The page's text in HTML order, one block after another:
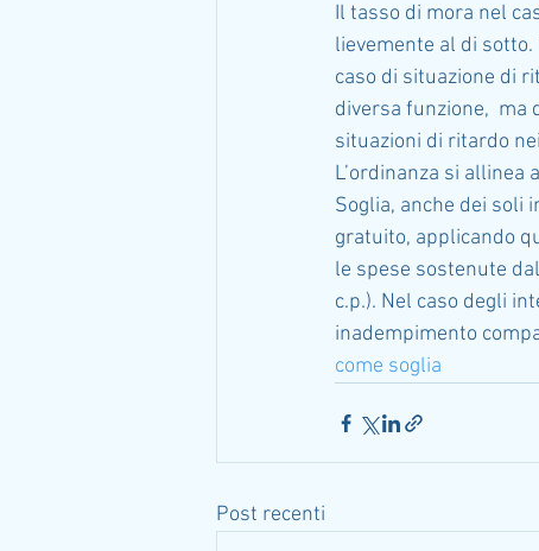
Il tasso di mora nel
lievemente al di
caso di situazione di
diversa funzione,
situazioni di ritardo
L’ordinanza si allinea
Soglia, anche dei soli
gratuito, applicando
le spese sostenute
c.p.). Nel caso degli
inadempimento
come soglia
Post recenti